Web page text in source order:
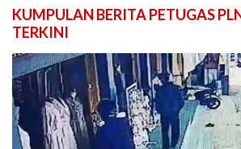
KUMPULAN BERITA PETUGAS
TERKINI